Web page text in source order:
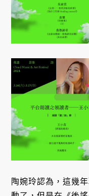
陶婉玲認為，這幾